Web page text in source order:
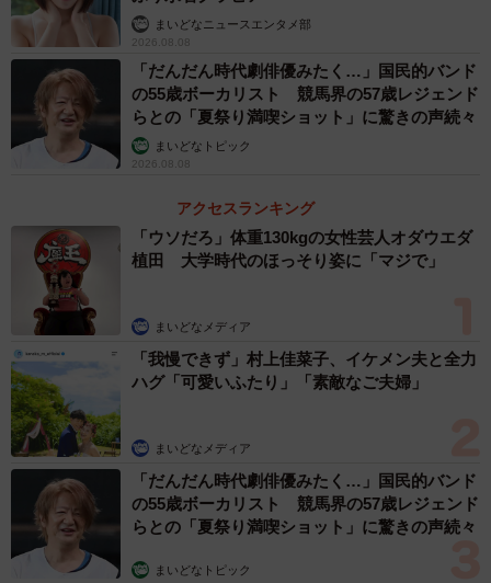
まいどなニュースエンタメ部
2026.08.08
「だんだん時代劇俳優みたく…」国民的バンド
の55歳ボーカリスト 競馬界の57歳レジェンド
らとの「夏祭り満喫ショット」に驚きの声続々
まいどなトピック
2026.08.08
アクセスランキング
「ウソだろ」体重130kgの女性芸人オダウエダ
植田 大学時代のほっそり姿に「マジで」
まいどなメディア
「我慢できず」村上佳菜子、イケメン夫と全力
ハグ「可愛いふたり」「素敵なご夫婦」
まいどなメディア
「だんだん時代劇俳優みたく…」国民的バンド
の55歳ボーカリスト 競馬界の57歳レジェンド
らとの「夏祭り満喫ショット」に驚きの声続々
まいどなトピック